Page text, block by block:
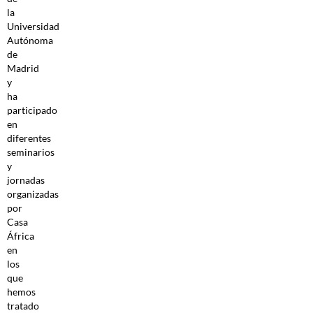
la
Universidad
Autónoma
de
Madrid
y
ha
participado
en
diferentes
seminarios
y
jornadas
organizadas
por
Casa
África
en
los
que
hemos
tratado